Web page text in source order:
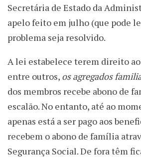
Secretária de Estado da
apelo feito em julho (que pode
problema seja resolvido.
A lei estabelece terem direito ao
entre outros, os agregados
dos membros recebe abono de
escalão. No entanto, até ao
apenas está a ser pago aos
recebem o abono de família
Segurança Social. De fora têm